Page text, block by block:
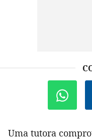
Uma tutora